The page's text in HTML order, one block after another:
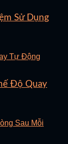
Sử Dụng
Độ Quay